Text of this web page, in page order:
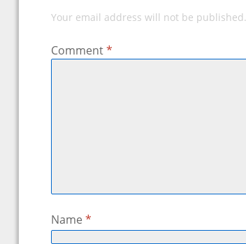
Your email address will not be published.
Comment*
Name*